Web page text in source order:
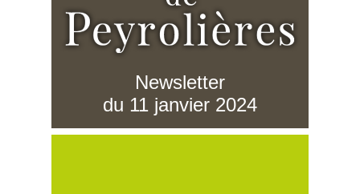
Newsletter
du 11 janvier 2024